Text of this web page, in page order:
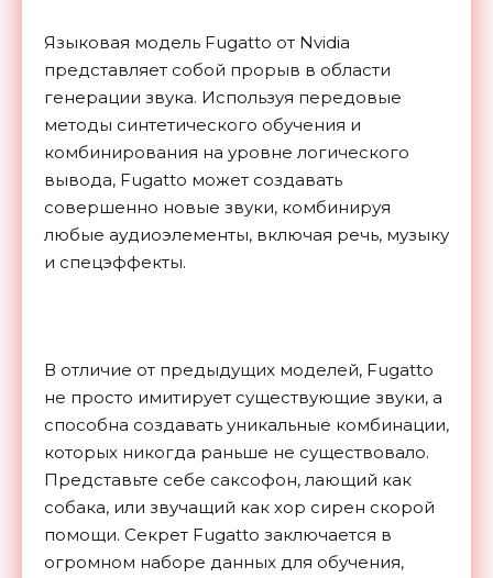
Языковая модель Fugatto от Nvidia
представляет собой прорыв в области
генерации звука. Используя передовые
методы синтетического обучения и
комбинирования на уровне логического
вывода, Fugatto может создавать
совершенно новые звуки, комбинируя
любые аудиоэлементы, включая речь, музыку
и спецэффекты.
В отличие от предыдущих моделей, Fugatto
не просто имитирует существующие звуки, а
способна создавать уникальные комбинации,
которых никогда раньше не существовало.
Представьте себе саксофон, лающий как
собака, или звучащий как хор сирен скорой
помощи. Секрет Fugatto заключается в
огромном наборе данных для обучения,